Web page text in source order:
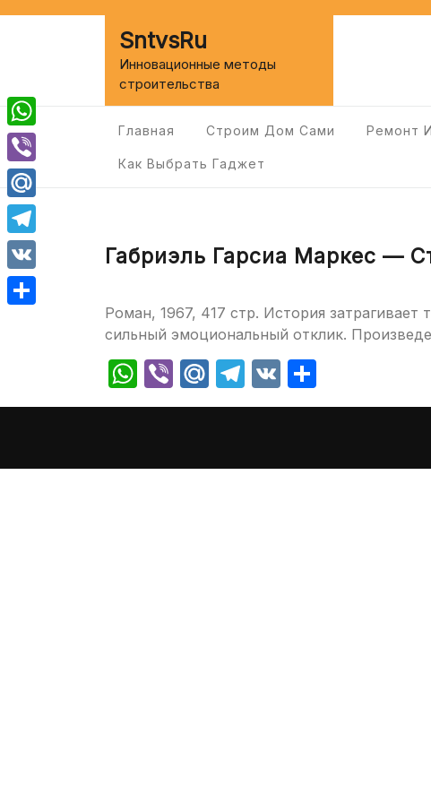
SntvsRu
Инновационные методы
строительства
Главная Строим Дом Сами Ремонт
Как Выбрать Гаджет
Габриэль Гарсиа Маркес —
Роман, 1967, 417 стр. История
сильный эмоциональный отклик.
WhatsApp
ViberMail.Ru
Telegram
VK
WhatsApp
Viber
Mail.Ru
Telegram
VK